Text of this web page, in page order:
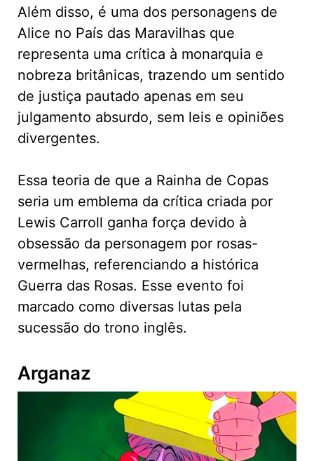
Além disso, é uma dos personagens de
Alice no País das Maravilhas que
representa uma crítica à monarquia e
nobreza britânicas, trazendo um sentido
de justiça pautado apenas em seu
julgamento absurdo, sem leis e opiniões
divergentes.
Essa teoria de que a Rainha de Copas
seria um emblema da crítica criada por
Lewis Carroll ganha força devido à
obsessão da personagem por rosas-
vermelhas, referenciando a histórica
Guerra das Rosas. Esse evento foi
marcado como diversas lutas pela
sucessão do trono inglês.
Arganaz